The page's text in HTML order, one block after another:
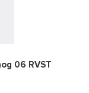
0 06 RVST